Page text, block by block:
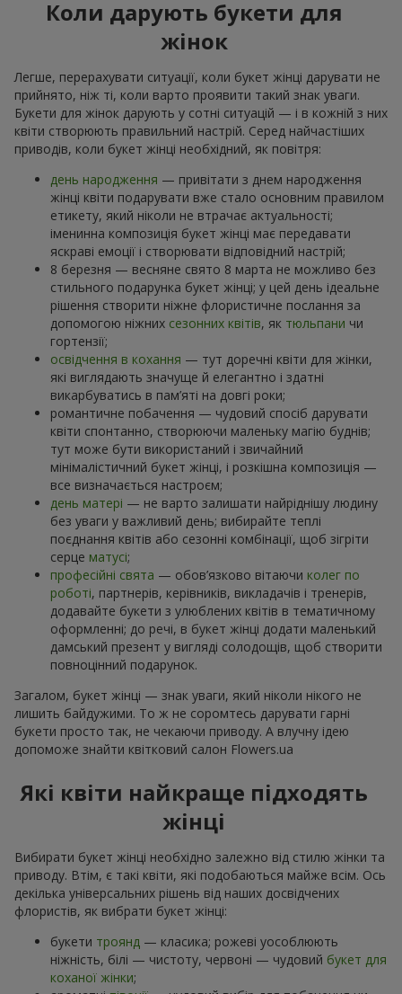
Коли дарують букети для
жінок
Легше, перерахувати ситуації, коли букет жінці дарувати не
прийнято, ніж ті, коли варто проявити такий знак уваги.
Букети для жінок дарують у сотні ситуацій — і в кожній з них
квіти створюють правильний настрій. Серед найчастіших
приводів, коли букет жінці необхідний, як повітря:
день народження — привітати з днем народження
жінці квіти подарувати вже стало основним правилом
етикету, який ніколи не втрачає актуальності;
іменинна композиція букет жінці має передавати
яскраві емоції і створювати відповідний настрій;
8 березня — весняне свято 8 марта не можливо без
стильного подарунка букет жінці; у цей день ідеальне
рішення створити ніжне флористичне послання за
допомогою ніжних сезонних квітів, як тюльпани чи
гортензії;
освідчення в кохання — тут доречні квіти для жінки,
які виглядають значуще й елегантно і здатні
викарбуватись в пам’яті на довгі роки;
романтичне побачення — чудовий спосіб дарувати
квіти спонтанно, створюючи маленьку магію буднів;
тут може бути використаний і звичайний
мінімалістичний букет жінці, і розкішна композиція —
все визначається настроєм;
день матері — не варто залишати найріднішу людину
без уваги у важливий день; вибирайте теплі
поєднання квітів або сезонні комбінації, щоб зігріти
серце матусі;
професійні свята — обов’язково вітаючи колег по
роботі, партнерів, керівників, викладачів і тренерів,
додавайте букети з улюблених квітів в тематичному
оформленні; до речі, в букет жінці додати маленький
дамський презент у вигляді солодощів, щоб створити
повноцінний подарунок.
Загалом, букет жінці — знак уваги, який ніколи нікого не
лишить байдужими. То ж не соромтесь дарувати гарні
букети просто так, не чекаючи приводу. А влучну ідею
допоможе знайти квітковий салон Flowers.ua
Які квіти найкраще підходять
жінці
Вибирати букет жінці необхідно залежно від стилю жінки та
приводу. Втім, є такі квіти, які подобаються майже всім. Ось
декілька універсальних рішень від наших досвідчених
флористів, як вибрати букет жінці:
букети троянд — класика; рожеві уособлюють
ніжність, білі — чистоту, червоні — чудовий букет для
коханої жінки;